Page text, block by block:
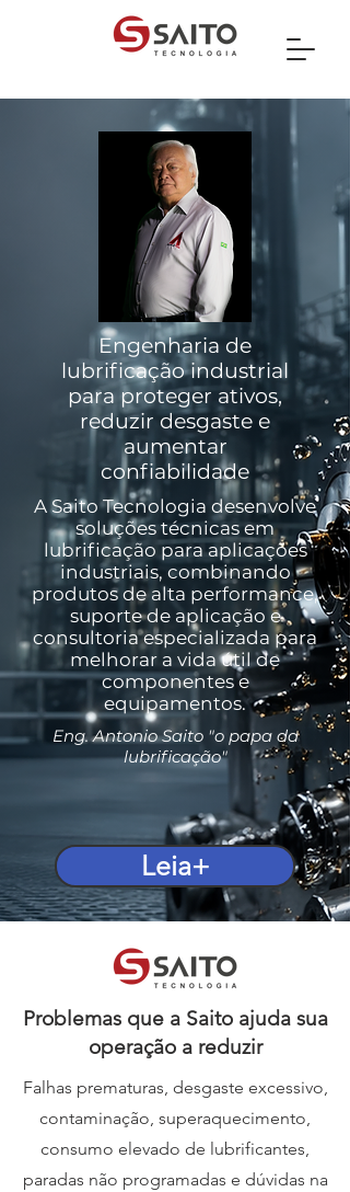
Engenharia de
lubrificação industrial
para proteger ativos,
reduzir desgaste e
aumentar
confiabilidade
A Saito Tecnologia desenvolve
soluções técnicas em
lubrificação para aplicações
industriais, combinando
produtos de alta performance,
suporte de aplicação e
consultoria especializada para
melhorar a vida útil de
componentes e
equipamentos.
Eng. Antonio Saito "o papa da
lubrificação"
Leia+
Problemas que a Saito ajuda sua
operação a reduzir
Falhas prematuras, desgaste excessivo,
contaminação, superaquecimento,
consumo elevado de lubrificantes,
paradas não programadas e dúvidas na